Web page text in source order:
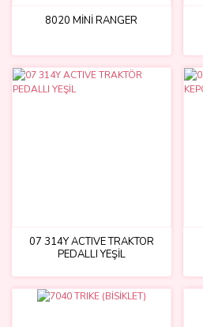
8020 MİNİ RANGER
07 314Y ACTIVE TRAKTÖR
PEDALLI YEŞİL